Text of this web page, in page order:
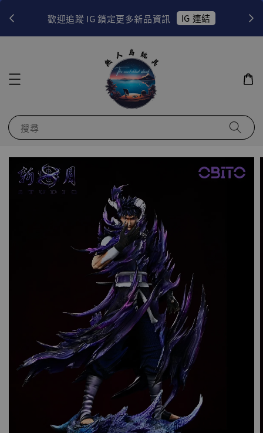
歡迎追蹤 IG 鎖定更多新品資訊 IG 連結
搜尋